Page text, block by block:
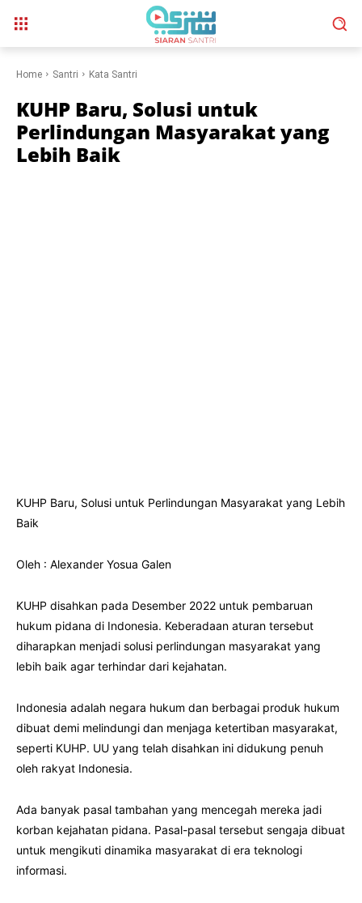
Home Santri Kata Santri
KUHP Baru, Solusi untuk
Perlindungan Masyarakat yang
Lebih Baik
KUHP Baru, Solusi untuk Perlindungan Masyarakat yang Lebih
Baik
Oleh : Alexander Yosua Galen
KUHP disahkan pada Desember 2022 untuk pembaruan
hukum pidana di Indonesia. Keberadaan aturan tersebut
diharapkan menjadi solusi perlindungan masyarakat yang
lebih baik agar terhindar dari kejahatan.
Indonesia adalah negara hukum dan berbagai produk hukum
dibuat demi melindungi dan menjaga ketertiban masyarakat,
seperti KUHP. UU yang telah disahkan ini didukung penuh
oleh rakyat Indonesia.
Ada banyak pasal tambahan yang mencegah mereka jadi
korban kejahatan pidana. Pasal-pasal tersebut sengaja dibuat
untuk mengikuti dinamika masyarakat di era teknologi
informasi.